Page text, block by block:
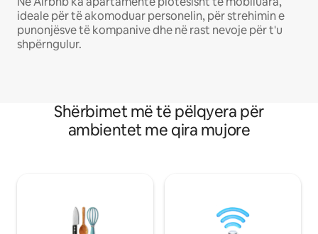
ideale për të akomoduar personelin, për strehimin e
punonjësve të kompanive dhe në rast nevoje për t'u
shpërngulur.
Shërbimet më të pëlqyera për
ambientet me qira mujore